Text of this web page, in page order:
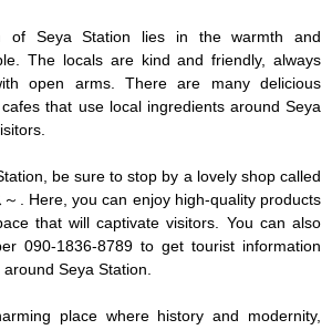
of Seya Station lies in the warmth and
The locals are kind and friendly, always
open arms. There are many delicious
that use local ingredients around Seya
be sure to stop by a lovely shop called
. Here, you can enjoy high-quality products
that will captivate visitors. You can also
090-1836-8789 to get tourist information
Seya Station.
place where history and modernity,